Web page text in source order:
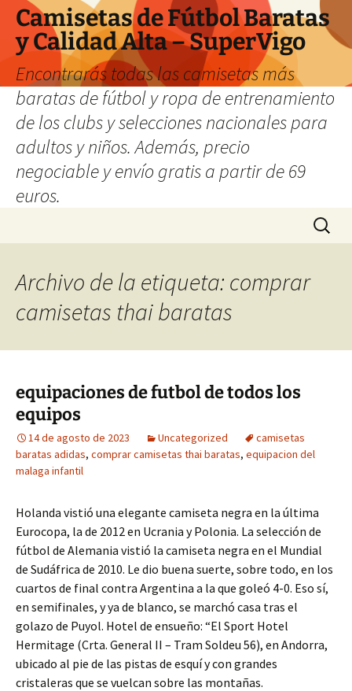
Camisetas de Fútbol Baratas
y Calidad Alta – SuperVigo
Encontrarás todas las camisetas más
baratas de fútbol y ropa de entrenamiento
de los clubs y selecciones nacionales para
adultos y niños. Además, precio
negociable y envío gratis a partir de 69
euros.
Buscar:
Archivo de la etiqueta: comprar
camisetas thai baratas
equipaciones de futbol de todos los
equipos
14 de agosto de 2023 Uncategorized
camisetas
baratas adidas, comprar camisetas thai baratas, equipacion del
malaga infantil
Holanda vistió una elegante camiseta negra en la última
Eurocopa, la de 2012 en Ucrania y Polonia. La selección de
fútbol de Alemania vistió la camiseta negra en el Mundial
de Sudáfrica de 2010. Le dio buena suerte, sobre todo, en los
cuartos de final contra Argentina a la que goleó 4-0. Eso sí,
en semifinales, y ya de blanco, se marchó casa tras el
golazo de Puyol. Hotel de ensueño: “El Sport Hotel
Hermitage (Crta. General II – Tram Soldeu 56), en Andorra,
ubicado al pie de las pistas de esquí y con grandes
cristaleras que se vuelcan sobre las montañas.